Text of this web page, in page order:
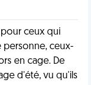
pour ceux qui
personne, ceux-
en cage. De
d'été, vu qu'ils